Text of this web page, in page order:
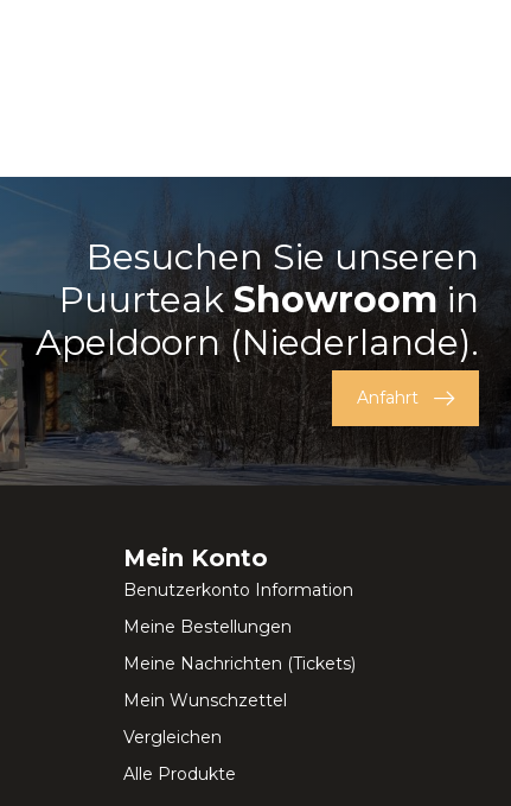
Besuchen Sie unseren
PuurteakShowroomin
Apeldoorn (Niederlande).
Anfahrt
Mein Konto
Benutzerkonto Information
Meine Bestellungen
Meine Nachrichten (Tickets)
Mein Wunschzettel
Vergleichen
Alle Produkte